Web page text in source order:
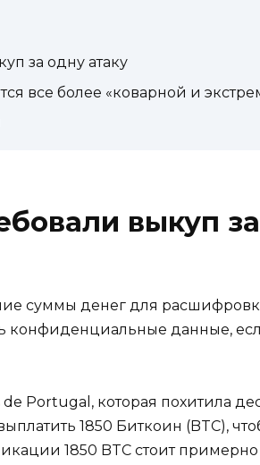
за одну атаку
все более «коварной и
выкуп
суммы денег для
конфиденциальные данные,
Portugal, которая похитила
1850 Биткоин (BTC),
1850 BTC стоит